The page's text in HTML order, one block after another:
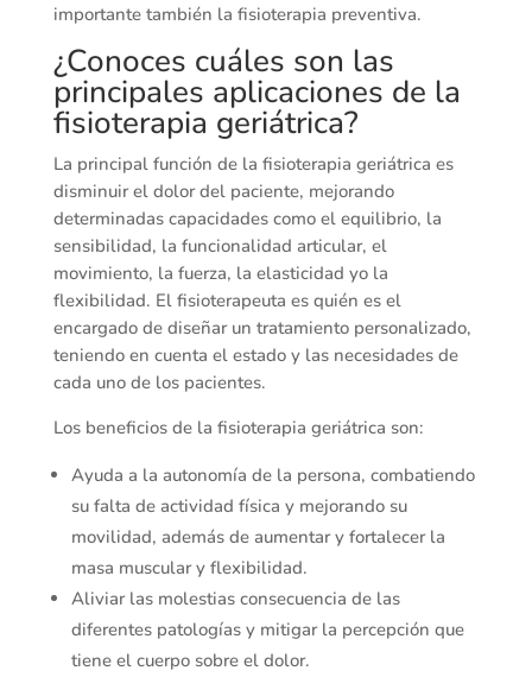
importante también la fisioterapia preventiva.
¿Conoces cuáles son las
principales aplicaciones de la
fisioterapia geriátrica?
La principal función de la fisioterapia geriátrica es
disminuir el dolor del paciente, mejorando
determinadas capacidades como el equilibrio, la
sensibilidad, la funcionalidad articular, el
movimiento, la fuerza, la elasticidad yo la
flexibilidad. El fisioterapeuta es quién es el
encargado de diseñar un tratamiento personalizado,
teniendo en cuenta el estado y las necesidades de
cada uno de los pacientes.
Los beneficios de la fisioterapia geriátrica son:
Ayuda a la autonomía de la persona, combatiendo
su falta de actividad física y mejorando su
movilidad, además de aumentar y fortalecer la
masa muscular y flexibilidad.
Aliviar las molestias consecuencia de las
diferentes patologías y mitigar la percepción que
tiene el cuerpo sobre el dolor.